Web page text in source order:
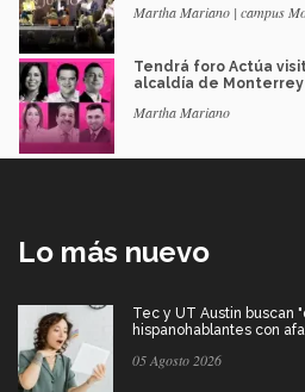
Martha Mariano | campus
Tendrá foro Actúa
alcaldía de Monterrey
Martha Mariano
Lo más nuevo
Tec y UT Austin buscan
hispanohablantes con
05 Agosto 2026